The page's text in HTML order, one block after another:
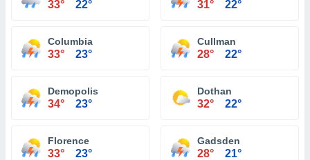
33° 22° 31° 22°
Columbia
33° 23°
Cullman
28° 22°
Demopolis
34° 23°
Dothan
32° 22°
Florence
33° 23°
Gadsden
28° 21°